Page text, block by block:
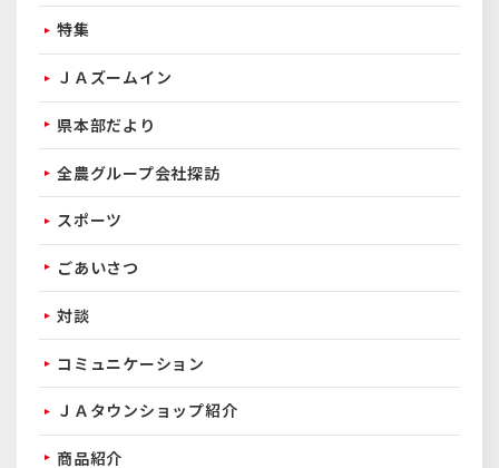
特集
ＪＡズームイン
県本部だより
全農グループ会社探訪
スポーツ
ごあいさつ
対談
コミュニケーション
ＪＡタウンショップ紹介
商品紹介